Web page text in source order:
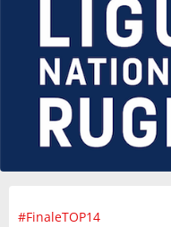
#FinaleTOP14